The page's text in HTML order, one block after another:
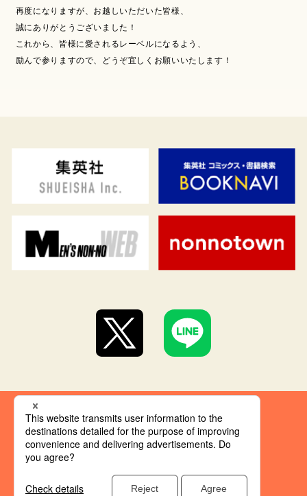
再度になりますが、お越しいただいた皆様、
誠にありがとうございました！
これから、皆様に愛されるレーベルになるよう、
励んで参りますので、どうぞ宜しくお願いいたします！
集英社 オレンジ文庫とは
創刊にあたって
推奨環境
集英社の個人情報取り扱い